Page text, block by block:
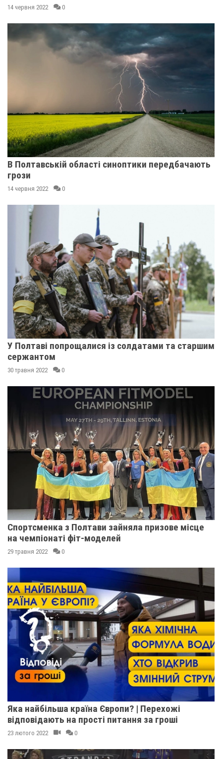
14 червня 2022 0
В Полтавській області синоптики передбачають
грози
14 червня 2022 0
У Полтаві попрощалися із солдатами та старшим
сержантом
30 травня 2022 0
Спортсменка з Полтави зайняла призове місце
на чемпіонаті фіт-моделей
29 травня 2022 0
Яка найбільша країна Європи? | Перехожі
відповідають на прості питання за гроші
23 лютого 2022 0